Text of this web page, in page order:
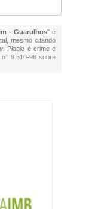
- Guarulhos" é
mesmo citando
Plágio é crime e
n° 9.610-98 sobre